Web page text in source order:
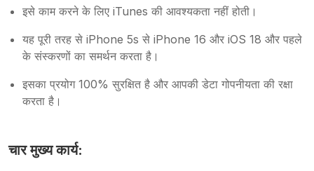
इसे काम करने के लिए iTunes की आवश्यकता नहीं होती।
यह पूरी तरह से iPhone 5s से iPhone 16 और iOS 18 और पहले
के संस्करणों का समर्थन करता है।
इसका प्रयोग 100% सुरक्षित है और आपकी डेटा गोपनीयता की रक्षा
करता है।
चार मुख्य कार्य: